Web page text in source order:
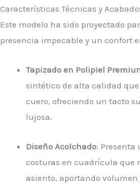
Características Técnicas y
Este modelo ha sido proyectado
presencia impecable y un confort
Tapizado en Polipiel
sintético de alta calidad
cuero, ofreciendo un tacto
lujosa.
Diseño Acolchado: Presenta
costuras en cuadrícula que
asiento, aportando volumen